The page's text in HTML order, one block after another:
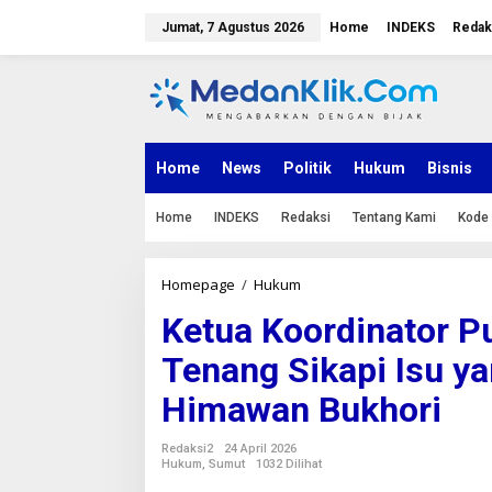
Jumat, 7 Agustus 2026 Home INDEKS
Home News Politik Hukum Bisnis
Home INDEKS Redaksi Tentang Kami
Homepage / Hukum
t
u
a
K
o
o
d
Ketua Koordinator
Tenang Sikapi Isu
Himawan Bukhori
Redaksi2
24 April 2026
Hukum, Sumut 1032 Dilihat